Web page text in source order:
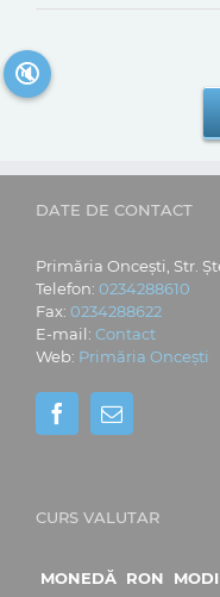
DATE DE CONTACT
Primăria Oncești, Str.
Telefon: 0234288610
Fax: 0234288622
E-mail: Contact
Web: Primăria Oncești
CURS VALUTAR
MONEDĂ RON
🔇